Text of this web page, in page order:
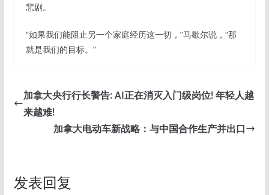
悲剧。
“如果我们能阻止另一个家庭经历这一切，”马歇尔说，“那
就是我们的目标。”
加拿大央行行长警告: AI正在消灭入门级岗位! 年轻人越
来越难!
加拿大电动车新战略：与中国合作生产并出口
发表回复